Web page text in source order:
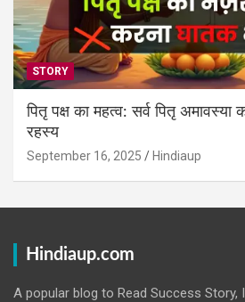
STORY
पितृ पक्ष का महत्व: सर्व पितृ अमावस्या
रहस्य
September 16, 2025 Hindiaup
Hindiaup.com
A popular blog to Read Success Story,